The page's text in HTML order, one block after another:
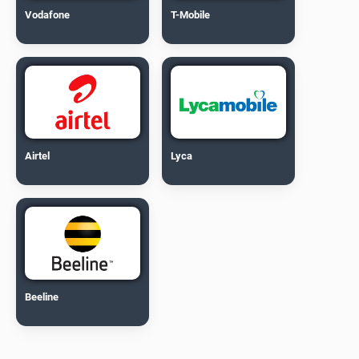
Vodafone T-Mobile
Airtel Lyca
Beeline